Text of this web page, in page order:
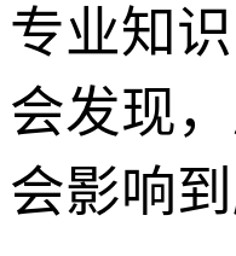
专业知
会发现
会影响